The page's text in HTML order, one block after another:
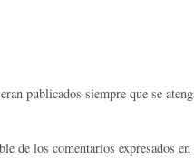
publicados siempre que se
de los comentarios expresados en